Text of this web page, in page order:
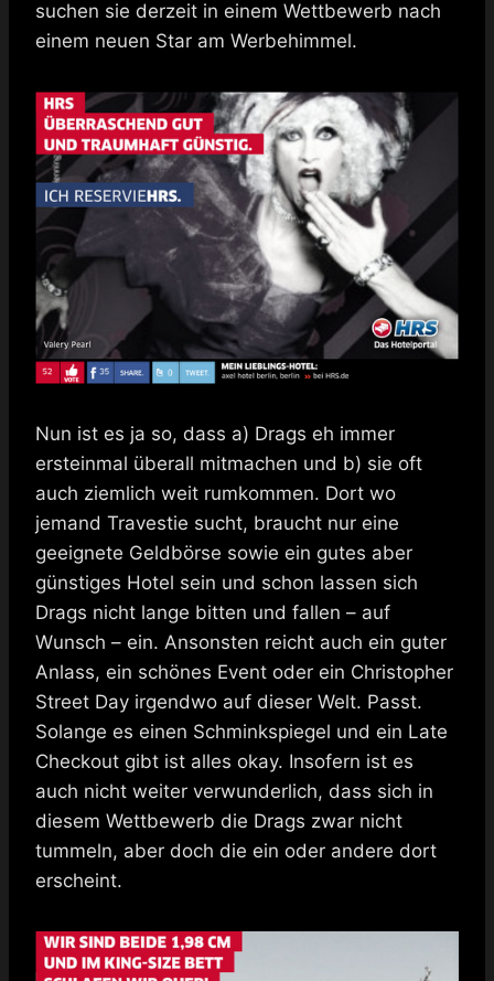
suchen sie derzeit in einem Wettbewerb nach
einem neuen Star am Werbehimmel.
Nun ist es ja so, dass a) Drags eh immer
ersteinmal überall mitmachen und b) sie oft
auch ziemlich weit rumkommen. Dort wo
jemand Travestie sucht, braucht nur eine
geeignete Geldbörse sowie ein gutes aber
günstiges Hotel sein und schon lassen sich
Drags nicht lange bitten und fallen – auf
Wunsch – ein. Ansonsten reicht auch ein guter
Anlass, ein schönes Event oder ein Christopher
Street Day irgendwo auf dieser Welt. Passt.
Solange es einen Schminkspiegel und ein Late
Checkout gibt ist alles okay. Insofern ist es
auch nicht weiter verwunderlich, dass sich in
diesem Wettbewerb die Drags zwar nicht
tummeln, aber doch die ein oder andere dort
erscheint.